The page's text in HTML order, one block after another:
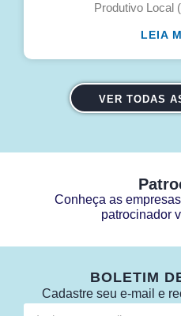
Produtivo Local
LEIA
VER TODAS
Conheça as
patrocinador
BOLETIM
Cadastre seu e-mail e